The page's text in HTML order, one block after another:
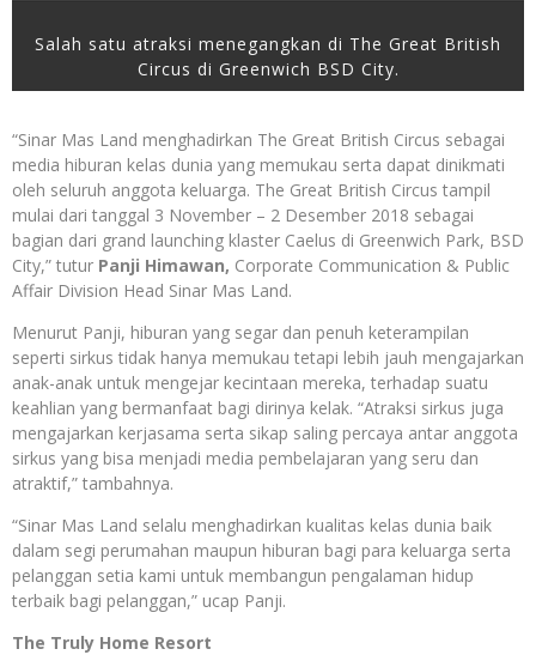
Salah satu atraksi menegangkan di The Great British
Circus di Greenwich BSD City.
“Sinar Mas Land menghadirkan The Great British Circus sebagai
media hiburan kelas dunia yang memukau serta dapat dinikmati
oleh seluruh anggota keluarga. The Great British Circus tampil
mulai dari tanggal 3 November – 2 Desember 2018 sebagai
bagian dari grand launching klaster Caelus di Greenwich Park, BSD
City,” tutur Panji Himawan, Corporate Communication & Public
Affair Division Head Sinar Mas Land.
Menurut Panji, hiburan yang segar dan penuh keterampilan
seperti sirkus tidak hanya memukau tetapi lebih jauh mengajarkan
anak-anak untuk mengejar kecintaan mereka, terhadap suatu
keahlian yang bermanfaat bagi dirinya kelak. “Atraksi sirkus juga
mengajarkan kerjasama serta sikap saling percaya antar anggota
sirkus yang bisa menjadi media pembelajaran yang seru dan
atraktif,” tambahnya.
“Sinar Mas Land selalu menghadirkan kualitas kelas dunia baik
dalam segi perumahan maupun hiburan bagi para keluarga serta
pelanggan setia kami untuk membangun pengalaman hidup
terbaik bagi pelanggan,” ucap Panji.
The Truly Home Resort